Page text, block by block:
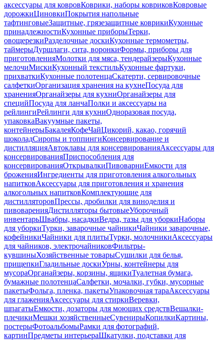
аксессуары для ковровКоврики, наборы ковриковКовровые
дорожкиЦиновкиПокрытия напольные
тафтинговыеЗащитные, грязезащитные коврикиКухонные
принадлежностиКухонные приборыТерки,
овощерезкиРазделочные доскиКухонные термометры,
таймерыДуршлаги, сита, воронкиФормы, приборы для
приготовленияМолотки для мяса, тендерайзерыКухонные
мелочиМискиКухонный текстильКухонные фартуки,
прихваткиКухонные полотенцаСкатерти, сервировочные
салфеткиОрганизация хранения на кухнеПосуда для
храненияОрганайзеры для кухниОрганайзеры для
специйПосуда для ланчаПолки и аксессуары на
рейлингиРейлинги для кухниОдноразовая посуда,
упаковкаВакуумные пакеты,
контейнерыБакалеяКофеЧайЦикорий, какао, горячий
шоколадСиропы и топпингиКонсервирование и
дистилляцияАвтоклавы для консервированияАксессуары для
консервированияПриспособления для
консервированияОткрывалкиПивоварниЕмкости для
броженияИнгредиенты для приготовления алкогольных
напитковАксессуары для приготовления и хранения
алкогольных напитковКомплектующие для
дистилляторовПрессы, дробилки для виноделия и
пивоваренияДистилляторы бытовыеУборочный
инвентарьШвабры, насадкиВедра, тазы для уборкиНаборы
для уборкиТурки, заварочные чайникиЧайники заварочные,
кофейникиЧайники для плитыТурки, молочникиАксессуары
для чайников, электрочайниковФильтры-
кувшиныХозяйственные товарыСушилки для белья,
прищепкиГладильные доскиУрны, контейнеры для
мусораОрганайзеры, корзины, ящикиТуалетная бумага,
бумажные полотенцаСалфетки, мочалки, губки, мусорные
пакетыФольга, пленка, пакетыУпаковочная тараАксессуары
для глаженияАксессуары для стиркиВеревки,
шпагатыЕмкости, дозаторы для моющих средствВешалки-
плечикиМешки хозяйственныеСувенирыКопилкиКартины,
постерыФотоальбомыРамки для фотографий,
картинПредметы интерьераШкатулки, подставки для